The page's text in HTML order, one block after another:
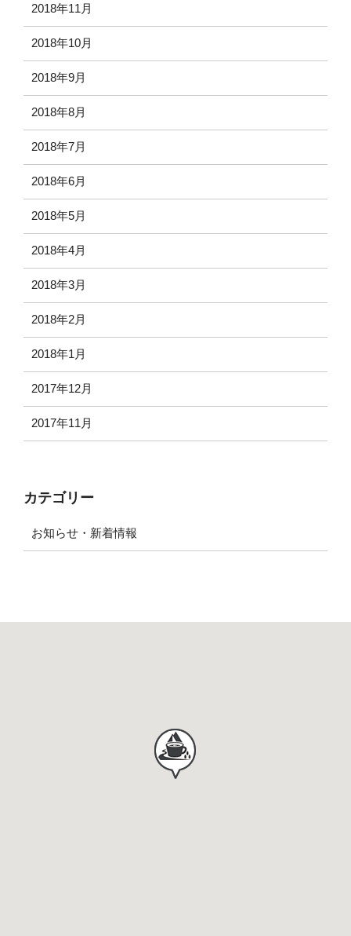
2018年11月
2018年10月
2018年9月
2018年8月
2018年7月
2018年6月
2018年5月
2018年4月
2018年3月
2018年2月
2018年1月
2017年12月
2017年11月
カテゴリー
お知らせ・新着情報